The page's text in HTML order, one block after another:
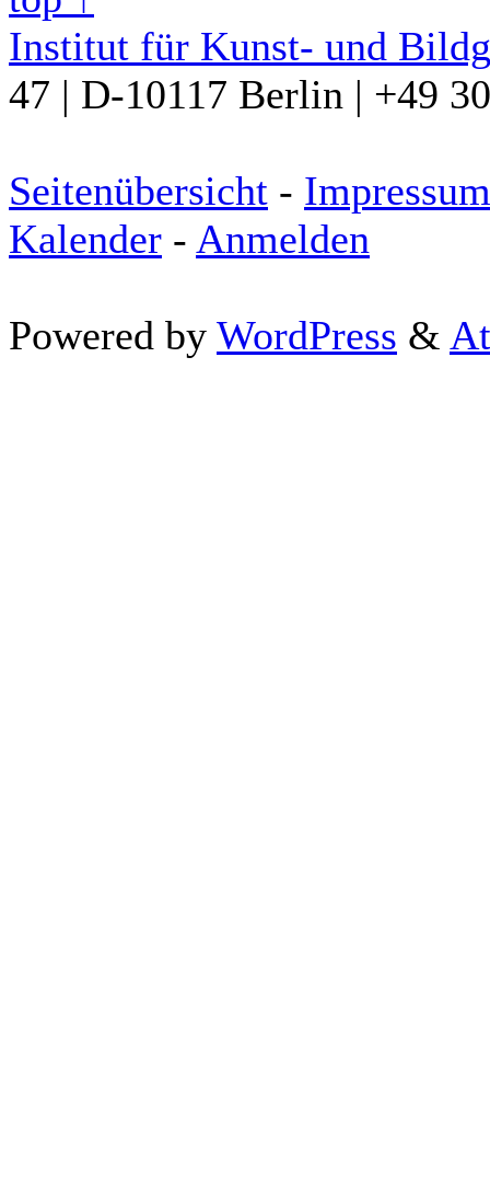
Institut für Kunst- und
47 | D-10117 Berlin | +49
Seitenübersicht - Impressum
Kalender - Anmelden
Powered by WordPress &